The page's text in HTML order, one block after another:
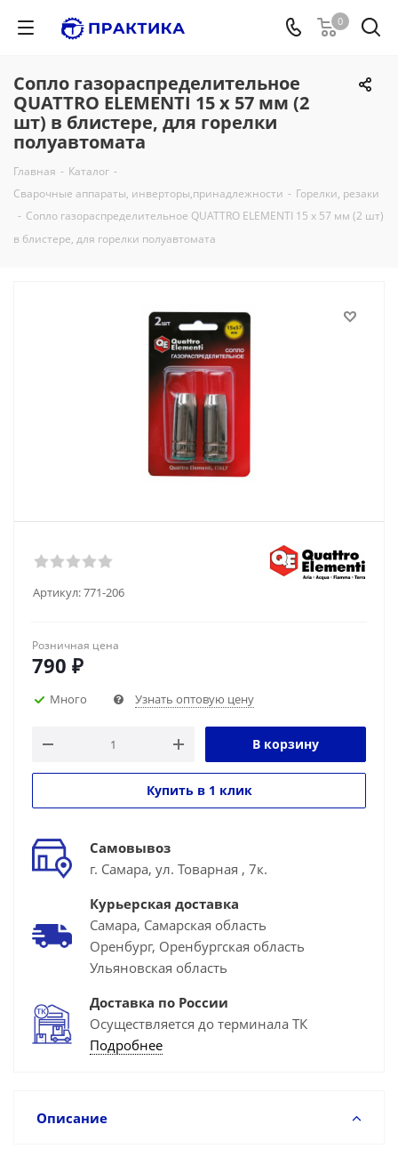
0
Сопло газораспределительное
QUATTRO ELEMENTI 15 х 57 мм (2
шт) в блистере, для горелки
полуавтомата
Главная - Каталог -
Сварочные аппараты, инверторы,принадлежности - Горелки, резаки
- Сопло газораспределительное QUATTRO ELEMENTI 15 х 57 мм (2 шт)
в блистере, для горелки полуавтомата
Артикул:771-206
Розничная цена
790 ₽
Много Узнать оптовую цену
В корзину
Купить в 1 клик
Самовывоз
г. Самара, ул. Товарная , 7к.
Курьерская доставка
Самара, Самарская область
Оренбург, Оренбургская область
Ульяновская область
Доставка по России
Осуществляется до терминала ТК
Подробнее
Описание